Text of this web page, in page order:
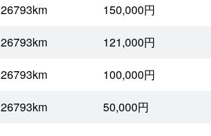
26793km
150,000円
26793km
121,000円
26793km
100,000円
26793km 50,000円